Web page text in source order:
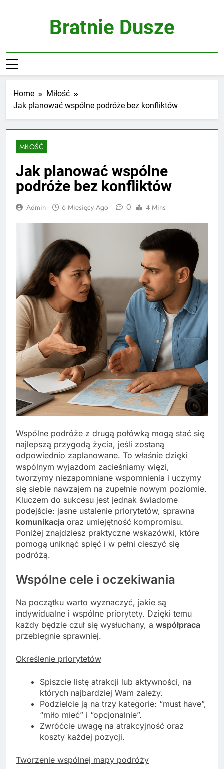
Bratnie Dusze
Home
Miłość
Jak planować wspólne podróże bez konfliktów
MIŁOŚĆ
Jak planować wspólne
podróże bez konfliktów
Admin 6 Miesięcy Ago 0 4 Mins
Wspólne podróże z drugą połówką mogą stać się
najlepszą przygodą życia, jeśli zostaną
odpowiednio zaplanowane. To właśnie dzięki
wspólnym wyjazdom zacieśniamy więzi,
tworzymy niezapomniane wspomnienia i uczymy
się siebie nawzajem na zupełnie nowym poziomie.
Kluczem do sukcesu jest jednak świadome
podejście: jasne ustalenie priorytetów, sprawna
komunikacja oraz umiejętność kompromisu.
Poniżej znajdziesz praktyczne wskazówki, które
pomogą uniknąć spięć i w pełni cieszyć się
podróżą.
Wspólne cele i oczekiwania
Na początku warto wyznaczyć, jakie są
indywidualne i wspólne priorytety. Dzięki temu
każdy będzie czuł się wysłuchany, a współpraca
przebiegnie sprawniej.
Określenie priorytetów
Spiszcie listę atrakcji lub aktywności, na
których najbardziej Wam zależy.
Podzielcie ją na trzy kategorie: “must have”,
“miło mieć” i “opcjonalnie”.
Zwróćcie uwagę na atrakcyjność oraz
koszty każdej pozycji.
Tworzenie wspólnej mapy podróży